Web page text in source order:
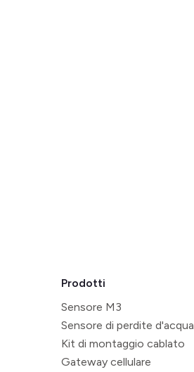
Prodotti
Sensore M3
Sensore di perdite d'acqua
Kit di montaggio cablato
Gateway cellulare